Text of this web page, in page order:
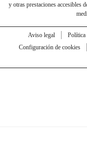
y otras prestaciones accesibles
Aviso legal Política
Configuración de cookies